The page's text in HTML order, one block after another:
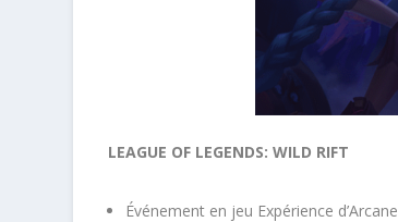
LEAGUE OF LEGENDS: WILD RIFT
Événement en jeu Expérience d’Arcane